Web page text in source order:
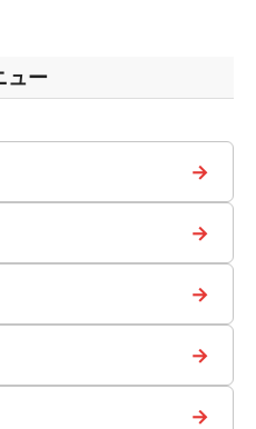
ュー
→
→
→
→
→